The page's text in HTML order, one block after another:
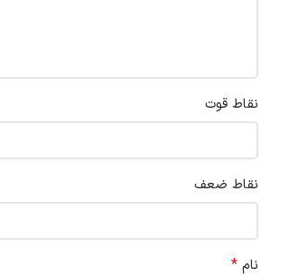
نقاط قوت
نقاط ضعف
نام *